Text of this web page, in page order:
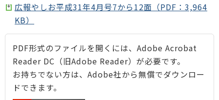
広報やしお平成31年4月号7から12面（PDF：3,964
KB）
PDF形式のファイルを開くには、Adobe Acrobat
Reader DC（旧Adobe Reader）が必要です。
お持ちでない方は、Adobe社から無償でダウンロー
ドできます。